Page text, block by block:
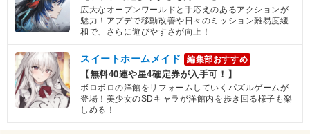
広大なオープンワールドと手応えのあるアクションが
魅力！アプデで移動改善や日々のミッション難易度緩
和で、さらに遊びやすさが向上！
スイートホームメイド 編集部おすすめ
【無料40連や星4確定券が入手可！】
ボロボロの洋館をリフォームしていくパズルゲームが
登場！美少女のSDキャラが洋館内を歩き回る様子も楽
しめる！